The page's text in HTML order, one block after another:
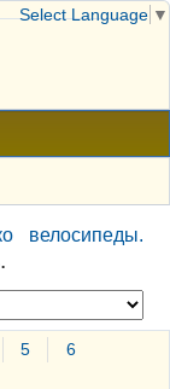
велосипеды.
5
6
Select Language ▼